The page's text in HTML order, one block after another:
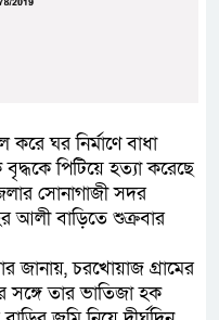
ঘর নির্মাণে বাধা
পিটিয়ে হত্যা করেছে
সোনাগাজী সদর
আলী বাড়িতে শুক্রবার
জানায়, চরখোয়াজ গ্রামের
তার ভাতিজা হক